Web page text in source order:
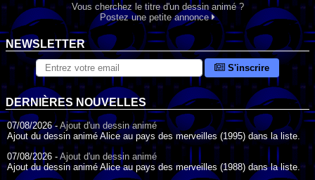
Vous cherchez le titre d'un dessin animé ?
Postez une petite annonce
NEWSLETTER
S'inscrire
DERNIÈRES NOUVELLES
07/08/2026 -Ajout d'un dessin animé
Ajout du dessin animé Alice au pays des merveilles (1995) dans la liste.
07/08/2026 - Ajout d'un dessin animé
Ajout du dessin animé Alice au pays des merveilles (1988) dans la liste.